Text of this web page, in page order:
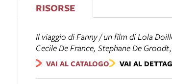
RISORSE
Il viaggio di Fanny / un film di Lola
Cecile De France, Stephane De Groodt,
VAI AL CATALOGO VAI AL